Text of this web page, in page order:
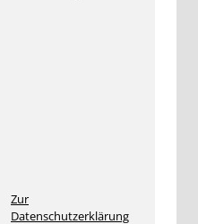
Zur
Datenschutzerklärung